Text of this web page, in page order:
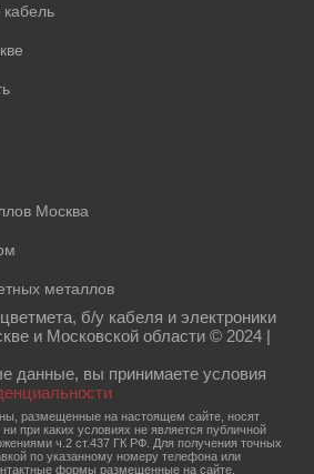
Москва
металлов
б/у кабеля и электроники
и Московской области © 2024 |
данные, вы принимаете условия
размещенные на настоящем сайте, носят
при каких условиях не является публичной
ч.2 ст.437 ГК РФ. Для получения точных
по указанному номеру телефона или
формы размещенные на сайте.